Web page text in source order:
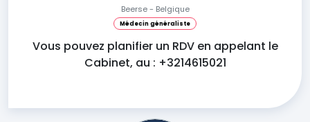
Beerse - Belgique
Médecin généraliste
Vous pouvez planifier un RDV en appelant le
Cabinet, au : +3214615021